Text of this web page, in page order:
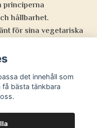
principerna
hållbarhet.
för sina vegetariska
det innehåll som
bästa tänkbara